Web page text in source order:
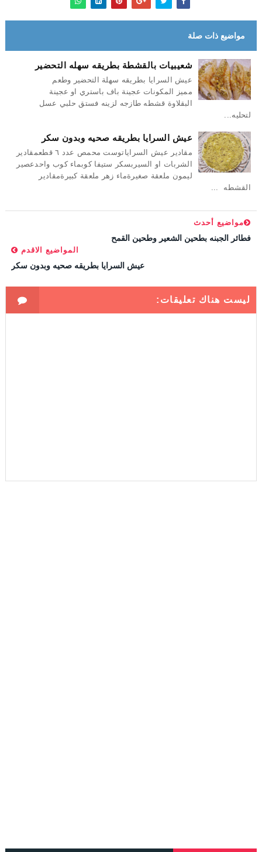
مواضيع ذات صلة
شعيبيات بالقشطة بطريقه سهله التحضير
عيش السرايا بطريقه سهلة التحضير وطعم
مميز المكونات عجينة باف باستري او عجينة
البقلاوة قشطه طازجه لزينه فستق حلبي عسل
لتحليه...
عيش السرايا بطريقه صحيه وبدون سكر
مقادير عيش السراياتوست محمص عدد ٦ قطعمقادير
الشربات او السيربسكر ستيفا كوبماء كوب واحدعصير
ليمون ملعقة صغيرةماء زهر ملعقة كبيرةمقادير
القشطه ...
مواضيع أحدث
فطائر الجبنه بطحين الشعير وطحين القمح
المواضيع الاقدم
عيش السرايا بطريقه صحيه وبدون سكر
ليست هناك تعليقات: